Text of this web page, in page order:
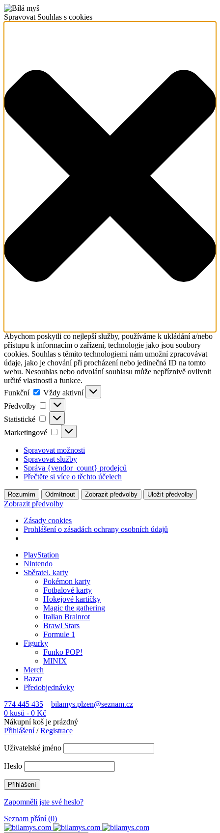
Spravovat Souhlas s cookies
Abychom poskytli co nejlepší služby, používáme k ukládání a/nebo
přístupu k informacím o zařízení, technologie jako jsou soubory
cookies. Souhlas s těmito technologiemi nám umožní zpracovávat
údaje, jako je chování při procházení nebo jedinečná ID na tomto
webu. Nesouhlas nebo odvolání souhlasu může nepříznivě ovlivnit
určité vlastnosti a funkce.
Funkční
Funkční
Vždy aktivní
Předvolby
Předvolby
Statistické Statistické
Marketingové Marketingové
Spravovat možnosti
Spravovat služby
Správa {vendor_count} prodejců
Přečtěte si více o těchto účelech
Rozumím Odmítnout Zobrazit předvolby Uložit předvolby
Zobrazit předvolby
Zásady cookies
Prohlášení o zásadách ochrany osobních údajů
PlayStation
Nintendo
Sběratel. karty
Pokémon karty
Fotbalové karty
Hokejové kartičky
Magic the gathering
Italian Brainrot
Brawl Stars
Formule 1
Figurky
Funko POP!
MINIX
Merch
Bazar
Předobjednávky
774 445 435
bilamys.plzen@seznam.cz
0 kusů - 0 Kč
Nákupní koš je prázdný
Přihlášení/Registrace
Uživatelské jméno
Heslo
Zapomněli jste své heslo?
Seznam přání (0)